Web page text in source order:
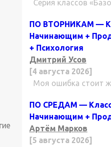
Серия классов
ПО ВТОРНИКАМ —
Начинающим +
+ Психология
Дмитрий Усов
[4 августа 2026]
Моя ошибка стоит
ПО СРЕДАМ —
Начинающим +
Артём Марков
[5 августа 2026]